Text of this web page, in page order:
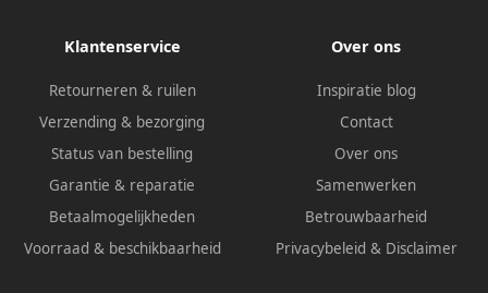
Klantenservice
Retourneren & ruilen
Verzending & bezorging
Status van bestelling
Garantie & reparatie
Betaalmogelijkheden
Voorraad & beschikbaarheid
Over ons
Inspiratie blog
Contact
Over ons
Samenwerken
Betrouwbaarheid
Privacybeleid & Disclaimer